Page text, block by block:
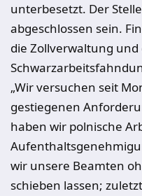
unterbesetzt. Der
abgeschlossen sein.
die Zollverwaltung und
„Wir versuchen seit
gestiegenen
haben wir polnische
wir unsere Beamten
schieben lassen;